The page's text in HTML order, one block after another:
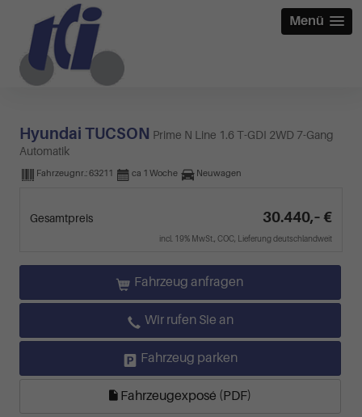
Menü
Hyundai TUCSON Prime N Line 1.6 T-GDI 2WD 7-Gang
Automatik
Fahrzeugnr.:63211 ca 1 Woche Neuwagen
Gesamtpreis 30.440,– €
incl. 19% MwSt., COC, Lieferung deutschlandweit
Fahrzeug anfragen
Wir rufen Sie an
Fahrzeug parken
Fahrzeugexposé (PDF)